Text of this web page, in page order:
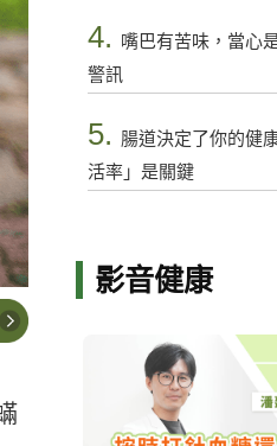
4. 嘴巴有苦味，當心
警訊
5. 腸道決定了你的健
活率」是關鍵
影音健康